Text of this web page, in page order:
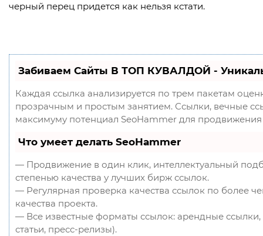
черный перец придется как нельзя кстати.
Забиваем Сайты В ТОП КУВАЛДОЙ -
Каждая ссылка анализируется по трем пакетам
прозрачным и простым занятием. Ссылки, вечные
максимуму потенциал SeoHammer для продвижения
Что умеет делать SeoHammer
— Продвижение в один клик, интеллектуальный
степенью качества у лучших бирж ссылок.
— Регулярная проверка качества ссылок по более
качества проекта.
— Все известные форматы ссылок: арендные
статьи, пресс-релизы).